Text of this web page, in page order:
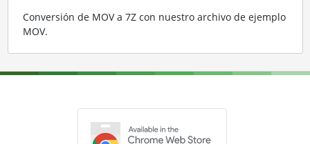
Conversión de MOV a 7Z con nuestro archivo de ejemplo
MOV.